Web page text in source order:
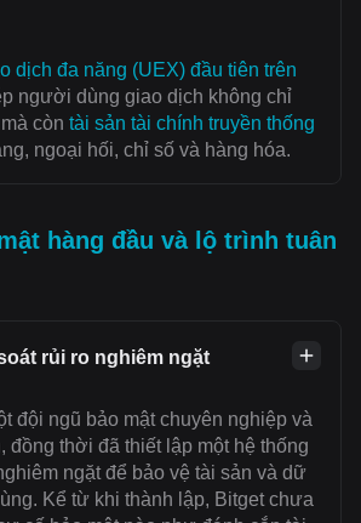
dịch đa năng (UEX) đầu tiên trên
người dùng giao dịch không chỉ
còn tài sản tài chính truyền thống
ngoại hối, chỉ số và hàng hóa.
hàng đầu và lộ trình tuân
rủi ro nghiêm ngặt
đội ngũ bảo mật chuyên nghiệp và
đồng thời đã thiết lập một hệ thống
ngặt để bảo vệ tài sản và dữ
Kể từ khi thành lập, Bitget chưa